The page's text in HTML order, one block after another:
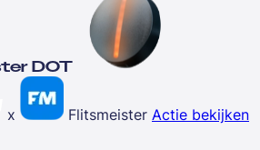
DOT
x Flitsmeister Actie bekijken